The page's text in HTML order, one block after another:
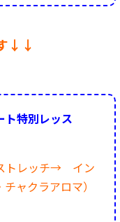
↓↓
ト特別レッス
トレッチ→ イン
ャクラアロマ）